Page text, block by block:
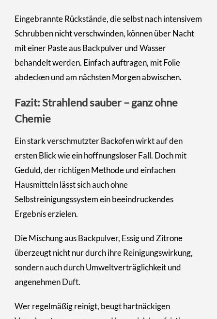
Eingebrannte Rückstände, die selbst nach intensivem
Schrubben nicht verschwinden, können über Nacht
mit einer Paste aus Backpulver und Wasser
behandelt werden. Einfach auftragen, mit Folie
abdecken und am nächsten Morgen abwischen.
Fazit: Strahlend sauber – ganz ohne
Chemie
Ein stark verschmutzter Backofen wirkt auf den
ersten Blick wie ein hoffnungsloser Fall. Doch mit
Geduld, der richtigen Methode und einfachen
Hausmitteln lässt sich auch ohne
Selbstreinigungssystem ein beeindruckendes
Ergebnis erzielen.
Die Mischung aus Backpulver, Essig und Zitrone
überzeugt nicht nur durch ihre Reinigungswirkung,
sondern auch durch Umweltverträglichkeit und
angenehmen Duft.
Wer regelmäßig reinigt, beugt hartnäckigen